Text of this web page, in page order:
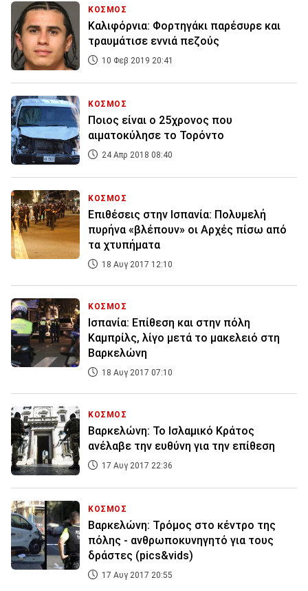
ΚΟΣΜΟΣ
Καλιφόρνια: Φορτηγάκι παρέσυρε και
τραυμάτισε εννιά πεζούς
10 Φεβ 2019 20:41
ΚΟΣΜΟΣ
Ποιος είναι ο 25χρονος που
αιματοκύλησε το Τορόντο
24 Απρ 2018 08:40
ΚΟΣΜΟΣ
Επιθέσεις στην Ισπανία: Πολυμελή
πυρήνα «βλέπουν» οι Αρχές πίσω από
τα χτυπήματα
18 Αυγ 2017 12:10
ΚΟΣΜΟΣ
Ισπανία: Επίθεση και στην πόλη
Καμπρίλς, λίγο μετά το μακελειό στη
Βαρκελώνη
18 Αυγ 2017 07:10
ΚΟΣΜΟΣ
Βαρκελώνη: Το Ισλαμικό Κράτος
ανέλαβε την ευθύνη για την επίθεση
17 Αυγ 2017 22:36
ΚΟΣΜΟΣ
Βαρκελώνη: Τρόμος στο κέντρο της
πόλης - ανθρωποκυνηγητό για τους
δράστες (pics&vids)
17 Αυγ 2017 20:55